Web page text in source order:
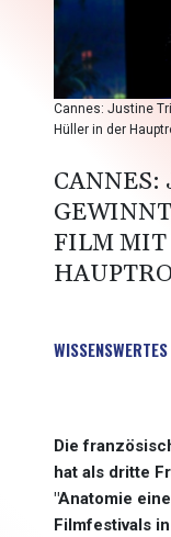
Cannes: Justine
Hüller in der
FILM MIT
WISSENSWERTES
Die
hat als dritte
"Anatomie
Filmfestivals